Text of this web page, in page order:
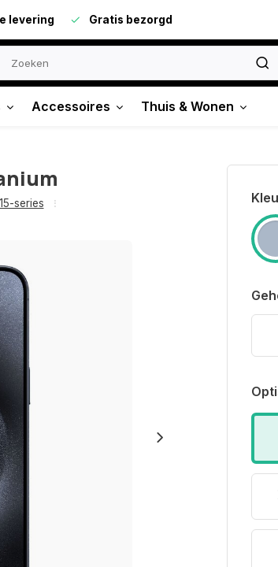
levering Gratis bezorgd
Accessoires Thuis & Wonen
series